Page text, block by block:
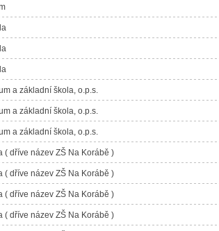
a základní škola, o.p.s.
a základní škola, o.p.s.
a základní škola, o.p.s.
( dříve název ZŠ Na Korábě )
( dříve název ZŠ Na Korábě )
( dříve název ZŠ Na Korábě )
( dříve název ZŠ Na Korábě )